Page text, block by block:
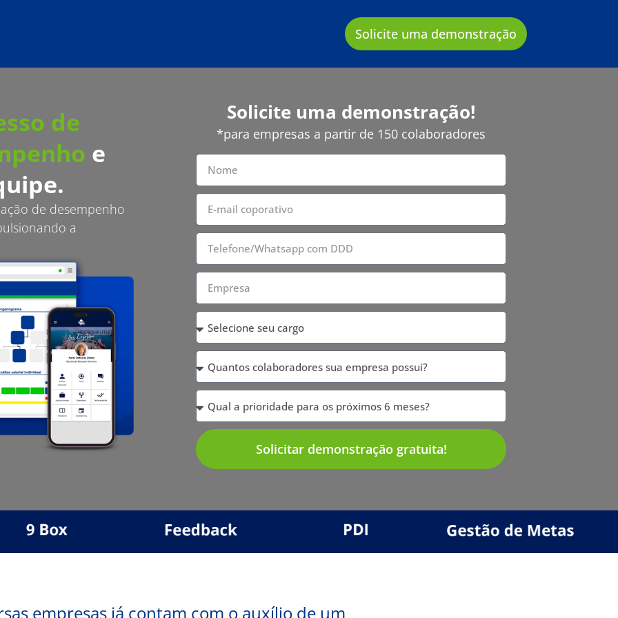
Solicite uma demonstração
de
e
de desempenho
a
Solicite uma demonstração!
*para empresas a partir de 150 colaboradores
Solicitar demonstração gratuita!
empresas já contam com o auxílio de um